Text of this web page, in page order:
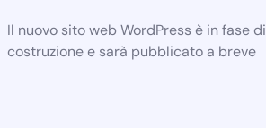
Il nuovo sito web WordPress è in fase di
costruzione e sarà pubblicato a breve